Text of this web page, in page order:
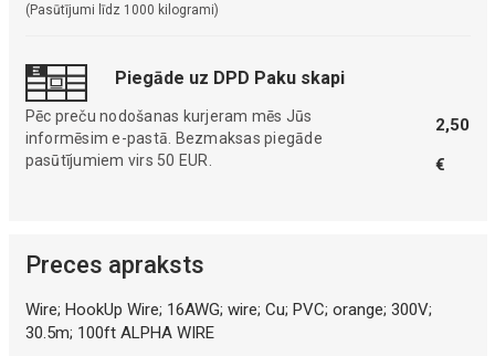
(Pasūtījumi līdz 1000 kilogrami)
Piegāde uz DPD Paku skapi
Pēc preču nodošanas kurjeram mēs Jūs
informēsim e-pastā. Bezmaksas piegāde
pasūtījumiem virs 50 EUR.
2,50
€
Preces apraksts
Wire; HookUp Wire; 16AWG; wire; Cu; PVC; orange; 300V;
30.5m; 100ft ALPHA WIRE